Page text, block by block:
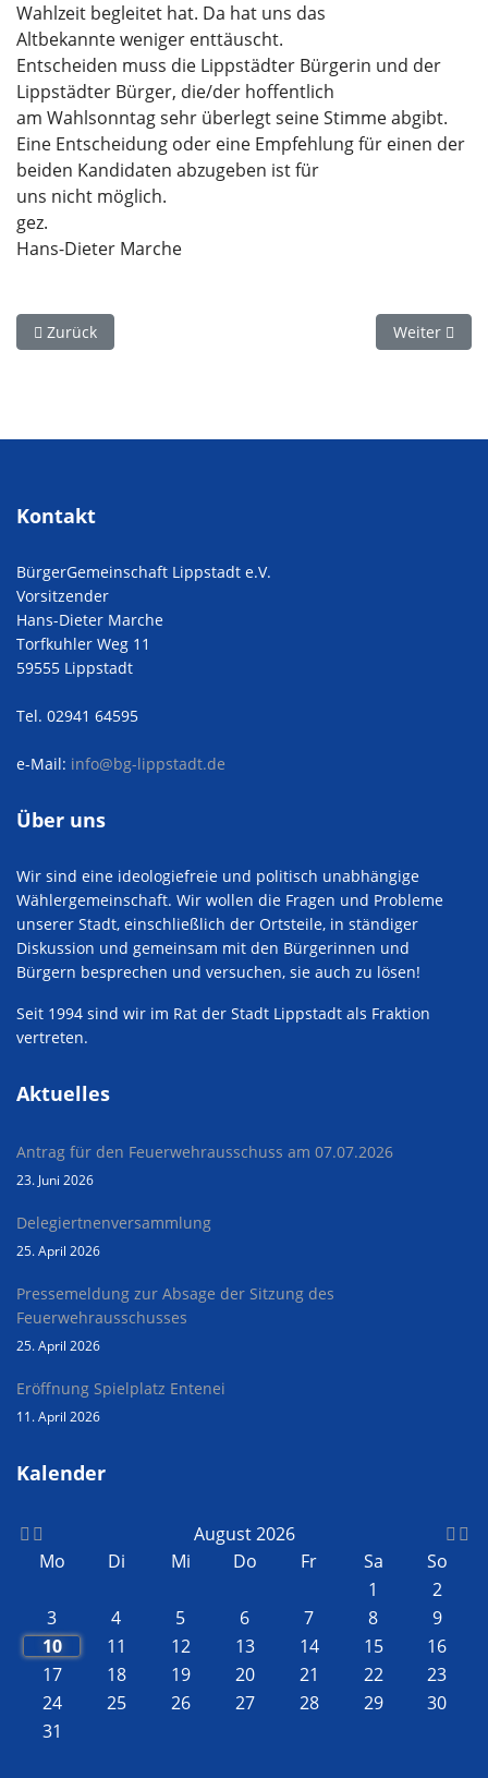
Wahlzeit begleitet hat. Da hat uns das
Altbekannte weniger enttäuscht.
Entscheiden muss die Lippstädter Bürgerin und der
Lippstädter Bürger, die/der hoffentlich
am Wahlsonntag sehr überlegt seine Stimme abgibt.
Eine Entscheidung oder eine Empfehlung für einen der
beiden Kandidaten abzugeben ist für
uns nicht möglich.
gez.
Hans-Dieter Marche
Vorheriger Beitrag: Nun ist es endlich raus…
Zurück Nächster
Weiter
Kontakt
BürgerGemeinschaft Lippstadt e.V.
Vorsitzender
Hans-Dieter Marche
Torfkuhler Weg 11
59555 Lippstadt
Tel. 02941 64595
e-Mail: info@bg-lippstadt.de
Über uns
Wir sind eine ideologiefreie und politisch unabhängige
Wählergemeinschaft. Wir wollen die Fragen und Probleme
unserer Stadt, einschließlich der Ortsteile, in ständiger
Diskussion und gemeinsam mit den Bürgerinnen und
Bürgern besprechen und versuchen, sie auch zu lösen!
Seit 1994 sind wir im Rat der Stadt Lippstadt als Fraktion
vertreten.
Aktuelles
Antrag für den Feuerwehrausschuss am 07.07.2026
23. Juni 2026
Delegiertnenversammlung
25. April 2026
Pressemeldung zur Absage der Sitzung des
Feuerwehrausschusses
25. April 2026
Eröffnung Spielplatz Entenei
11. April 2026
Kalender
August 2026
Mo
Di Mi Do Fr Sa
So
1
2
3
4 5 6 7 8
9
10
11 12 13 14 15
16
17
18 19 20 21 22
23
24
25 26 27 28 29
30
31